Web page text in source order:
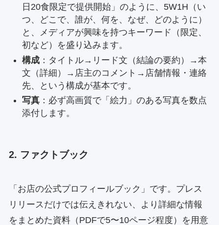
日20食限定で提供開始」のように、5W1H（い
つ、どこで、誰が、何を、なぜ、どのように）
と、メディアが興味を持つキーワード（限定、
初など）を盛り込みます。
構成：タイトル→リード文（結論の要約）→本
文（詳細）→店主のコメント→店舗情報・連絡
先、という構成が基本です。
写真：必ず高画質で「絵力」のある写真を数点
添付します。
2. ファクトブック
「お店の公式プロフィールブック」です。プレス
リリースだけでは伝えきれない、より詳細な情報
をまとめた資料（PDFで5〜10ページ程度）を用意